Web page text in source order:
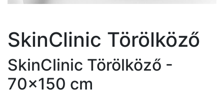
SkinClinic Törölköző
SkinClinic Törölköző -
70x150 cm